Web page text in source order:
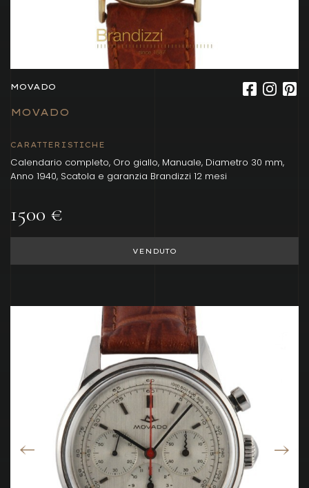
MOVADO
MOVADO
CARATTERISTICHE
Calendario completo, Oro giallo, Manuale, Diametro 30 mm,
Anno 1940, Scatola e garanzia Brandizzi 12 mesi
1500 €
VENDUTO